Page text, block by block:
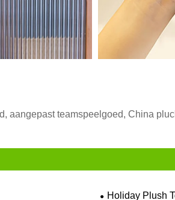
aangepast teamspeelgoed, China
Holiday Plush